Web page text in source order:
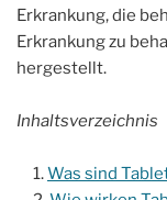
Erkrankung, die
Erkrankung zu
hergestellt.
Inhaltsverzeichnis
Was sind